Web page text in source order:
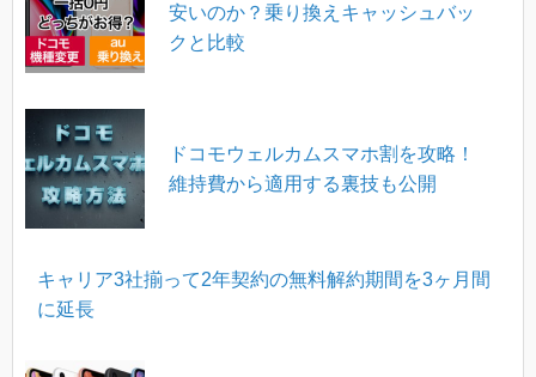
安いのか？乗り換えキャッシュバッ
クと比較
ドコモウェルカムスマホ割を攻略！
維持費から適用する裏技も公開
キャリア3社揃って2年契約の無料解約期間を3ヶ月間
に延長